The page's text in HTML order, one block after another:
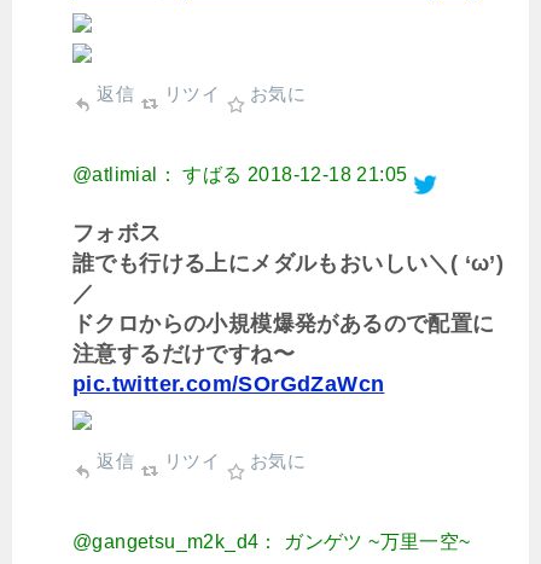
返信 リツイ お気に
@atlimial： すばる 2018-12-18 21:05
フォボス
誰でも行ける上にメダルもおいしい＼( ‘ω’)
／
ドクロからの小規模爆発があるので配置に
注意するだけですね〜
pic.twitter.com/SOrGdZaWcn
返信 リツイ お気に
@gangetsu_m2k_d4： ガンゲツ ~万里一空~